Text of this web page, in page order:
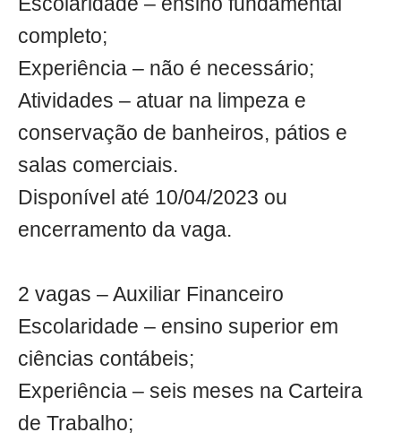
completo;
Experiência – não é necessário;
Atividades – atuar na limpeza e
conservação de banheiros, pátios e
salas comerciais.
Disponível até 10/04/2023 ou
encerramento da vaga.
2 vagas – Auxiliar Financeiro
Escolaridade – ensino superior em
ciências contábeis;
Experiência – seis meses na Carteira
de Trabalho;